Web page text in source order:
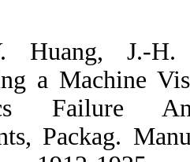
10. C.-Y.
"Developing
Components,